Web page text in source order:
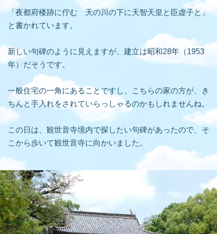
「夜都府楼跡に佇む 天の川の下に天智天皇と臣虚子と」
と書かれています。
新しい句碑のように見えますが、建立は昭和28年（1953
年）だそうです。
一般住宅の一角にあることですし、こちらの家の方が、き
ちんと手入れをされていらっしゃるのかもしれませんね。
この日は、観世音寺境内で探したい句碑があったので、そ
こから歩いて観世音寺に向かいました。